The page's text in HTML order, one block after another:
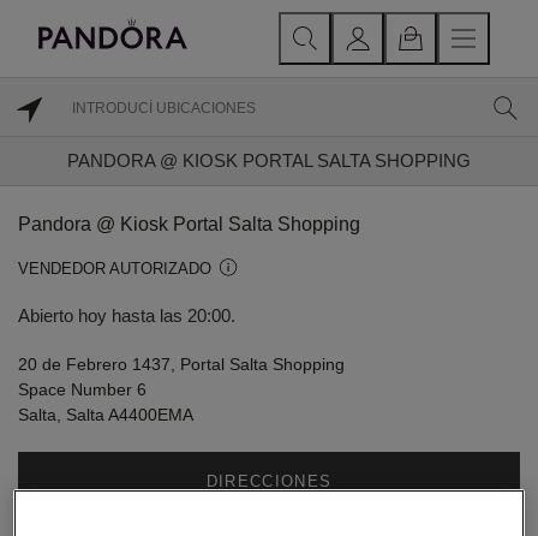
PANDORA @ KIOSK PORTAL SALTA SHOPPING
Pandora @ Kiosk Portal Salta Shopping
VENDEDOR AUTORIZADO
Abierto hoy hasta las 20:00.
20 de Febrero 1437, Portal Salta Shopping
Space Number 6
Salta, Salta A4400EMA
DIRECCIONES